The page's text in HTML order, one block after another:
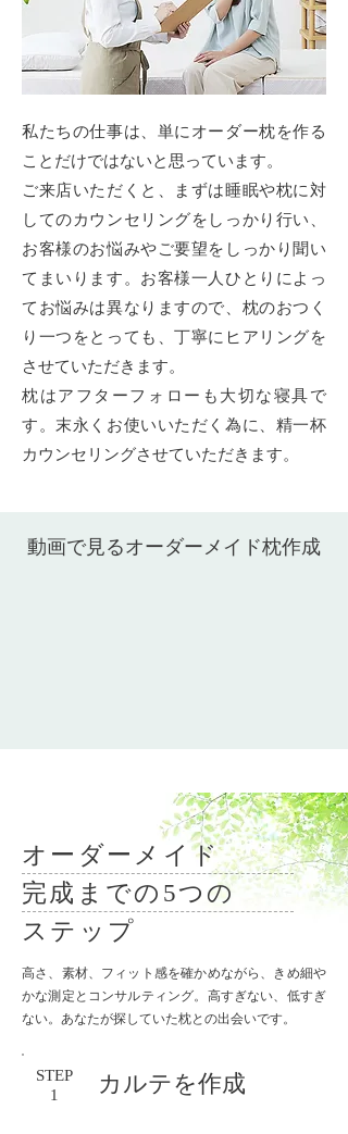
私たちの仕事は、単にオーダー枕を作る
ことだけではないと思っています。
ご来店いただくと、まずは睡眠や枕に対
してのカウンセリングをしっかり行い、
お客様のお悩みやご要望をしっかり聞い
てまいります。お客様一人ひとりによっ
てお悩みは異なりますので、枕のおつく
り一つをとっても、丁寧にヒアリングを
させていただきます。
枕はアフターフォローも大切な寝具で
す。末永くお使いいただく為に、精一杯
カウンセリングさせていただきます。
動画で見るオーダーメイド枕作成
オーダーメイド
完成までの5つの
​ステップ
高さ、素材、フィット感を確かめながら、きめ細や
かな測定とコンサルティング。高すぎない、低すぎ
ない。あなたが探していた枕との出会いです。
STEP
1
カルテを作成